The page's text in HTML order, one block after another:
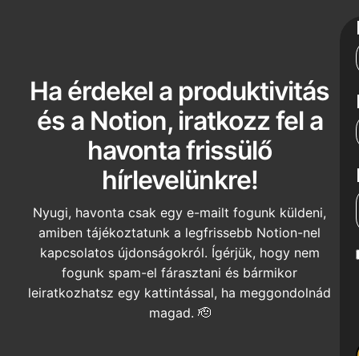
Ha érdekel a produktivitás
és a Notion, iratkozz fel a
havonta frissülő
hírlevelünkre!
Nyugi, havonta csak egy e-mailt fogunk küldeni,
amiben tájékoztatunk a legfrissebb Notion-nel
kapcsolatos újdonságokról. Ígérjük, hogy nem
fogunk spam-el fárasztani és bármikor
leiratkozhatsz egy kattintással, ha meggondolnád
magad. 🫡